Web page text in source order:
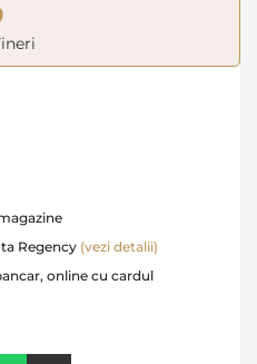
Regency (vezi detalii)
online cu cardul